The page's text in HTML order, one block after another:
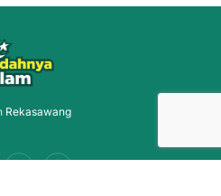
Rekasawang